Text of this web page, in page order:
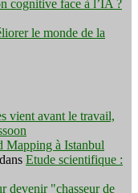
cognitive face à l’IA ?
le monde de la
vient avant le travail,
Mapping à Istanbul
Etude scientifique :
devenir "chasseur de